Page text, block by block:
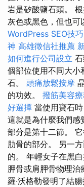
岩是矽酸鹽石頭。
灰色或黑色，但也
WordPress SEO技巧
神 高雄徵信社推薦
如何進行公司設立
個部位使用不同大小
石。 頭痛放鬆按摩
的功效。 撥筋美容
好選擇 當使用寶石
這就是為什麼我們感
部分是第十二節。
肋骨的部分。 另一
的。 年輕女子在黑
胛骨或肩胛骨物理
羅·沃格勒發明了結